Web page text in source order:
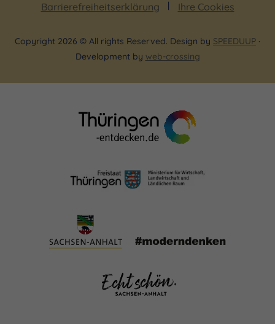
Barrierefreiheitserklärung
Ihre Cookies
Copyright 2026 © All rights Reserved. Design by SPEEDUUP ·
Development by web-crossing